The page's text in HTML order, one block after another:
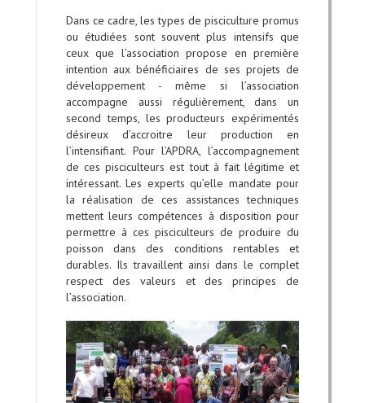
Dans ce cadre, les types de pisciculture promus
ou étudiées sont souvent plus intensifs que
ceux que l’association propose en première
intention aux bénéficiaires de ses projets de
développement - même si l’association
accompagne aussi régulièrement, dans un
second temps, les producteurs expérimentés
désireux d’accroitre leur production en
l’intensifiant. Pour l’APDRA, l’accompagnement
de ces pisciculteurs est tout à fait légitime et
intéressant. Les experts qu’elle mandate pour
la réalisation de ces assistances techniques
mettent leurs compétences à disposition pour
permettre à ces pisciculteurs de produire du
poisson dans des conditions rentables et
durables. Ils travaillent ainsi dans le complet
respect des valeurs et des principes de
l’association.